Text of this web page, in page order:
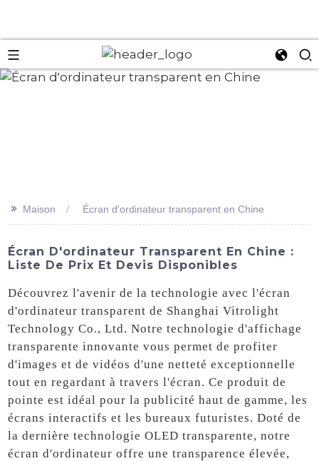
>> Maison Écran d'ordinateur transparent en Chine
Écran D'ordinateur Transparent En Chine :
Liste De Prix Et Devis Disponibles
Découvrez l'avenir de la technologie avec l'écran
d'ordinateur transparent de Shanghai Vitrolight
Technology Co., Ltd. Notre technologie d'affichage
transparente innovante vous permet de profiter
d'images et de vidéos d'une netteté exceptionnelle
tout en regardant à travers l'écran. Ce produit de
pointe est idéal pour la publicité haut de gamme, les
écrans interactifs et les bureaux futuristes. Doté de
la dernière technologie OLED transparente, notre
écran d'ordinateur offre une transparence élevée,